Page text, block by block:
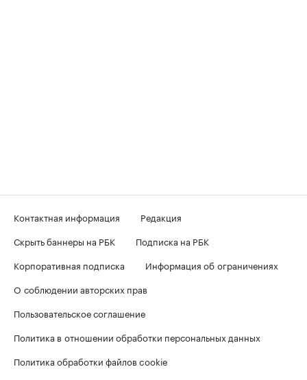
Контактная информация
Редакция
Скрыть баннеры на РБК
Подписка на РБК
Корпоративная подписка
Информация об ограничениях
О соблюдении авторских прав
Пользовательское соглашение
Политика в отношении обработки персональных данных
Политика обработки файлов cookie